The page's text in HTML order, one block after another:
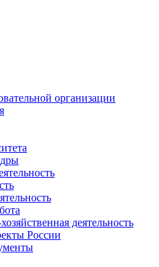
организации
деятельность
России